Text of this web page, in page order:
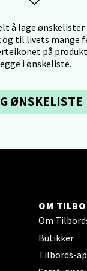
å lage ønskelister
til livets mange
på
i ønskeliste.
ØNSKELISTE
OM
Om
Butikker
Tilbords-